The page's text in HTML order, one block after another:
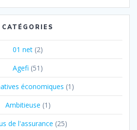
CATÉGORIES
01 net (2)
Agefi (51)
économiques (1)
Ambitieuse (1)
de l'assurance (25)